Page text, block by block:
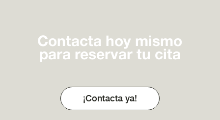
Contacta hoy mismo
para reservar tu cita
¡Contacta ya!